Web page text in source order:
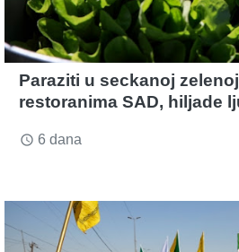
Paraziti u seckanoj
restoranima SAD, hiljade
access_time 6 dana